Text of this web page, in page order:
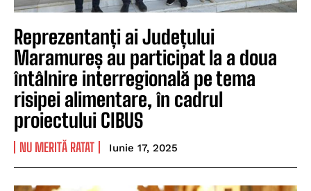
Reprezentanți ai Județului
Maramureș au participat la a doua
întâlnire interregională pe tema
risipei alimentare, în cadrul
proiectului CIBUS
NU MERITĂ RATAT Iunie 17, 2025